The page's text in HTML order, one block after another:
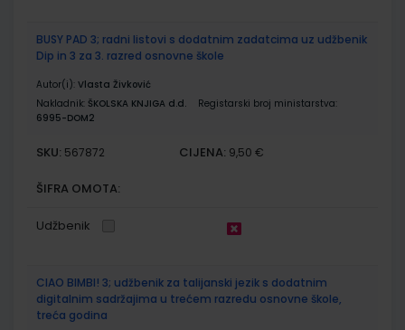
BUSY PAD 3; radni listovi s dodatnim zadatcima uz udžbenik
Dip in 3 za 3. razred osnovne škole
Autor(i): Vlasta Živković
Nakladnik: ŠKOLSKA KNJIGA d.d.
Registarski broj ministarstva:
6995-DOM2
SKU: 567872 CIJENA: 9,50 €
ŠIFRA OMOTA:
Udžbenik
CIAO BIMBI! 3; udžbenik za talijanski jezik s dodatnim
digitalnim sadržajima u trećem razredu osnovne škole,
treća godina